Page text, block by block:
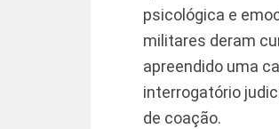
psicológica e
militares deram
apreendido uma
interrogatório
de coação.